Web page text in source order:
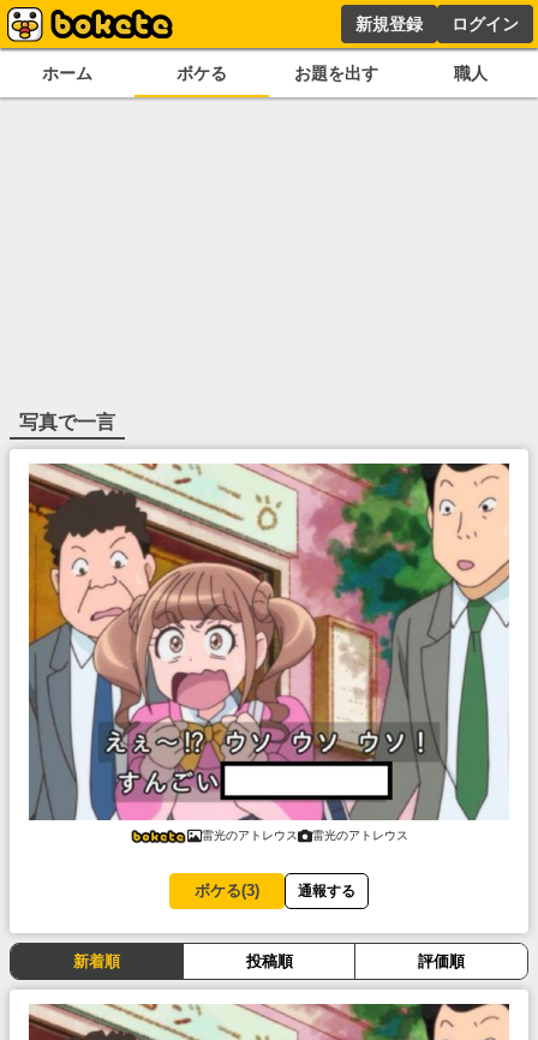
新規登録 ログイン
ホーム ボケる お題を出す 職人
写真で一言
雷光のアトレウス 雷光のアトレウス
ボケる(3) 通報する
新着順 投稿順 評価順